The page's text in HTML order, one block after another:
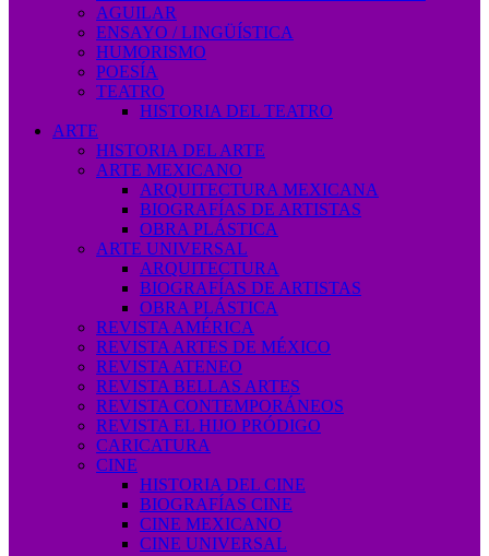
AGUILAR
ENSAYO / LINGÜÍSTICA
HUMORISMO
POESÍA
TEATRO
HISTORIA DEL TEATRO
ARTE
HISTORIA DEL ARTE
ARTE MEXICANO
ARQUITECTURA MEXICANA
BIOGRAFÍAS DE ARTISTAS
OBRA PLÁSTICA
ARTE UNIVERSAL
ARQUITECTURA
BIOGRAFÍAS DE ARTISTAS
OBRA PLÁSTICA
REVISTA AMÉRICA
REVISTA ARTES DE MÉXICO
REVISTA ATENEO
REVISTA BELLAS ARTES
REVISTA CONTEMPORÁNEOS
REVISTA EL HIJO PRÓDIGO
CARICATURA
CINE
HISTORIA DEL CINE
BIOGRAFÍAS CINE
CINE MEXICANO
CINE UNIVERSAL